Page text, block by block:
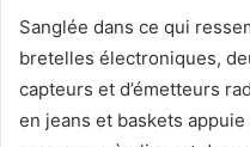
Sanglée dans ce qui
bretelles électroniques,
capteurs et d’émetteurs
en jeans et baskets